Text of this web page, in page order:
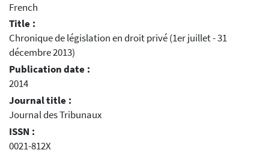
French
Title :
Chronique de législation en droit privé (1er juillet - 31
décembre 2013)
Publication date :
2014
Journal title :
Journal des Tribunaux
ISSN :
0021-812X